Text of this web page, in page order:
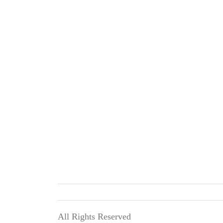
All Rights Reserved